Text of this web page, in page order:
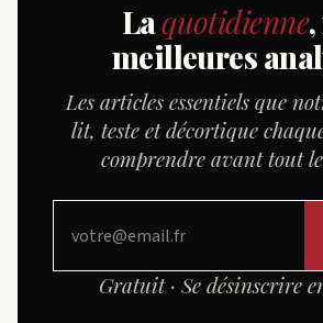
Laquotidienne
meilleures
Les articles essentiels que
lit, teste et décortique
comprendre avant tout
Gratuit · Se désinscrire